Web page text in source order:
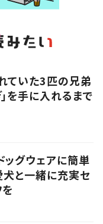
ていた3匹の兄弟
を手に入れるまで
ッグウェアに簡単
と一緒に充実セ